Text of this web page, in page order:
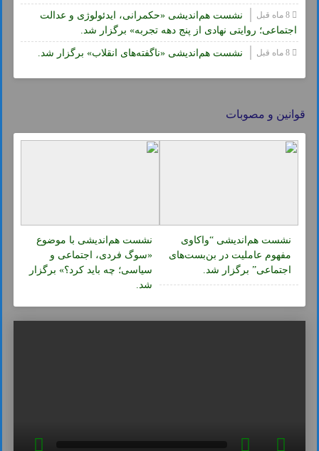
نشست هم‌اندیشی «حکمرانی، ایدئولوژی و عدالت
اجتماعی؛ روایتی نهادی از پنج دهه تجربه» برگزار شد.
نشست هم‌اندیشی «ناگفته‌های انقلاب» برگزار شد.
قوانین و مصوبات
نشست هم‌اندیشی “واکاوی
مفهوم عاملیت در بن‌بست‌های
اجتماعی” برگزار شد.
نشست هم‌اندیشی با موضوع
«سوگ فردی، اجتماعی و
سیاسی؛ چه باید کرد؟» برگزار
شد.